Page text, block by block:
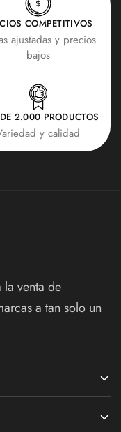
COMPETITIVOS
ajustadas y precios
bajos
2.000 PRODUCTOS
y calidad
venta de
a tan solo un